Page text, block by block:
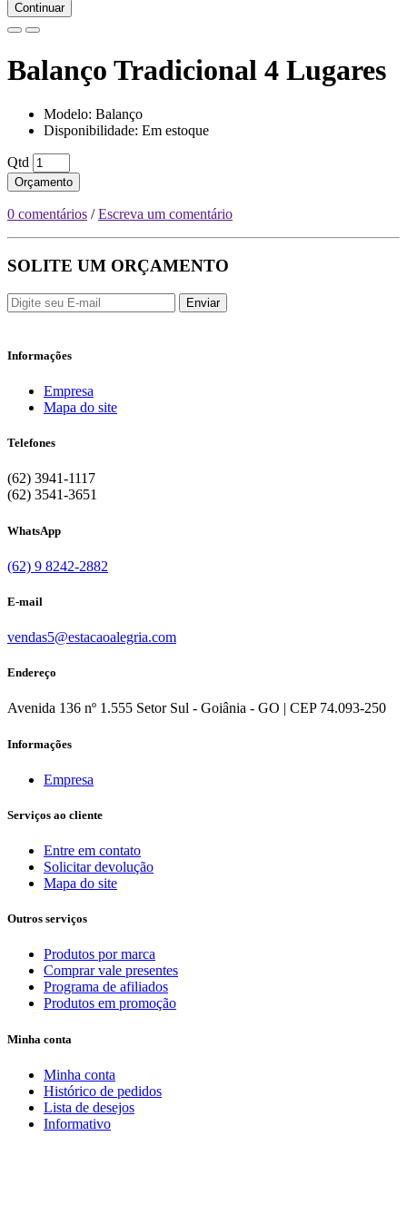
Continuar
Balanço Tradicional 4 Lugares
Modelo: Balanço
Disponibilidade: Em estoque
Qtd
Orçamento
0 comentários /Escreva um comentário
SOLITE UM ORÇAMENTO
Enviar
Informações
Empresa
Mapa do site
Telefones
(62) 3941-1117
(62) 3541-3651
WhatsApp
(62) 9 8242-2882
E-mail
vendas5@estacaoalegria.com
Endereço
Avenida 136 nº 1.555 Setor Sul - Goiânia - GO | CEP 74.093-250
Informações
Empresa
Serviços ao cliente
Entre em contato
Solicitar devolução
Mapa do site
Outros serviços
Produtos por marca
Comprar vale presentes
Programa de afiliados
Produtos em promoção
Minha conta
Minha conta
Histórico de pedidos
Lista de desejos
Informativo